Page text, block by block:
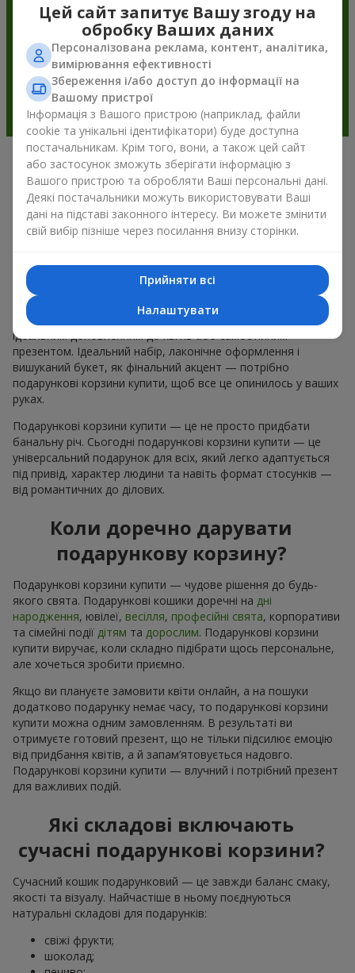
Подарункові корзини —
універсальний подарунок на будь-
яке свято
обмаль, у нас є для вас чудове перевірене рішення: ви
можете набір подарункові корзини купити. Подарункова
корзина з вишуканими смаколиками до свята, фруктами,
смачним чаєм чи, навіть, алкогольними напоями стає
ідеальним доповненням до квітів або самостійним
презентом. Ідеальний набір, лаконічне оформлення і
вишуканий букет, як фінальний акцент — потрібно
подарункові корзини купити, щоб все це опинилось у ваших
руках.
Подарункові корзини купити — це не просто придбати
банальну річ. Сьогодні подарункові корзини купити — це
універсальний подарунок для всіх, який легко адаптується
під привід, характер людини та навіть формат стосунків —
від романтичних до ділових.
Коли доречно дарувати
подарункову корзину?
Подарункові корзини купити — чудове рішення до будь-
якого свята. Подарункові кошики доречні на дні
народження, ювілеї, весілля, професійні свята, корпоративи
та сімейні події дітям та дорослим. Подарункові корзини
купити виручає, коли складно підібрати щось персональне,
але хочеться зробити приємно.
Якщо ви плануєте замовити квіти онлайн, а на пошуки
додатково подарунку немає часу, то подарункові корзини
купити можна одним замовленням. В результаті ви
отримуєте готовий презент, що не тільки підсилює емоцію
від придбання квітів, а й запам’ятовується надовго.
Подарункові корзини купити — влучний і потрібний презент
для важливих подій.
Які складові включають
сучасні подарункові корзини?
Сучасний кошик подарунковий — це завжди баланс смаку,
якості та візуалу. Найчастіше в ньому поєднуються
натуральні складові для подарунків:
свіжі фрукти;
шоколад;
Цей сайт запитує Вашу згоду на
обробку Ваших даних
Персоналізована реклама, контент, аналітика,
вимірювання ефективності
Збереження і/або доступ до інформації на
Вашому пристрої
Інформація з Вашого пристрою (наприклад, файли
cookie та унікальні ідентифікатори) буде доступна
постачальникам. Крім того, вони, а також цей сайт
або застосунок зможуть зберігати інформацію з
Вашого пристрою та обробляти Ваші персональні дані.
Деякі постачальники можуть використовувати Ваші
дані на підставі законного інтересу. Ви можете змінити
свій вибір пізніше через посилання внизу сторінки.
Прийняти всі
Налаштувати